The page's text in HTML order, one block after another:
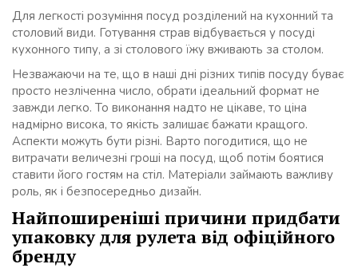
Для легкості розуміння посуд розділений на кухонний та
столовий види. Готування страв відбувається у посуді
кухонного типу, а зі столового їжу вживають за столом.
Незважаючи на те, що в наші дні різних типів посуду буває
просто незліченна число, обрати ідеальний формат не
завжди легко. То виконання надто не цікаве, то ціна
надмірно висока, то якість залишає бажати кращого.
Аспекти можуть бути різні. Варто погодитися, що не
витрачати величезні гроші на посуд, щоб потім боятися
ставити його гостям на стіл. Матеріали займають важливу
роль, як і безпосередньо дизайн.
Найпоширеніші причини придбати
упаковку для рулета від офіційного
бренду